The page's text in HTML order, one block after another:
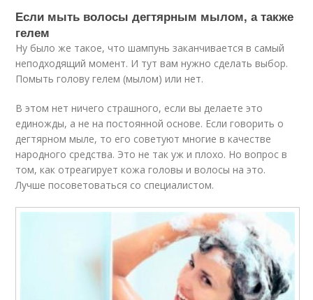
Если мыть волосы дегтярным мылом, а также
гелем
Ну было же такое, что шампунь заканчивается в самый
неподходящий момент. И тут вам нужно сделать выбор.
Помыть голову гелем (мылом) или нет.
В этом нет ничего страшного, если вы делаете это
единожды, а не на постоянной основе. Если говорить о
дегтярном мыле, то его советуют многие в качестве
народного средства. Это не так уж и плохо. Но вопрос в
том, как отреагирует кожа головы и волосы на это.
Лучше посоветоваться со специалистом.